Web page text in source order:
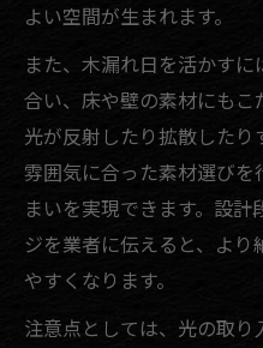
よい空間が生まれます。
また、木漏れ日を活かす
合い、床や壁の素材にもこ
光が反射したり拡散した
雰囲気に合った素材選び
まいを実現できます。設
ジを業者に伝えると、よ
やすくなります。
注意点としては、光の取